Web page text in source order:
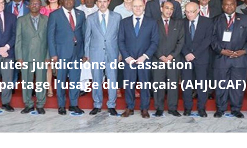
juridictions de Cassation
l’usage du Français (AHJUCAF)